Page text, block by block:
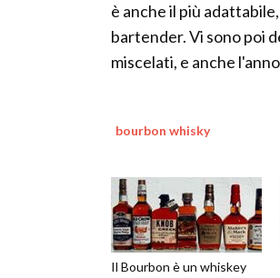
è anche il più
bartender. Vi sono poi
miscelati, e anche
bourbon whisky
Il Bourbon è un whiskey